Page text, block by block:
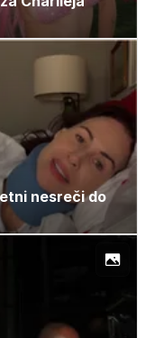
nesreči do